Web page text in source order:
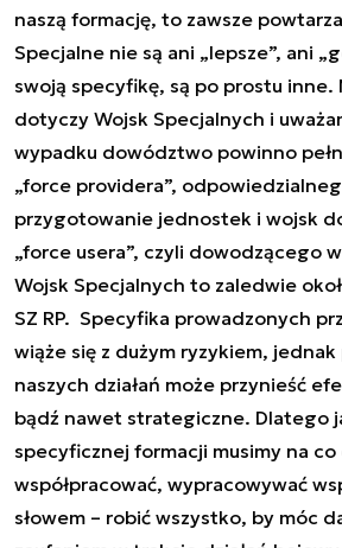
naszą formację, to zawsze
Specjalne nie są ani „lepsze”, ani
swoją specyfikę, są po prostu inne.
dotyczy Wojsk Specjalnych i
wypadku dowództwo powinno
„force providera”,
przygotowanie jednostek i wojsk
„force usera”, czyli dowodzącego
Wojsk Specjalnych to zaledwie
SZ RP. Specyfika prowadzonych
wiąże się z dużym ryzykiem,
naszych działań może przynieść
bądź nawet strategiczne. Dlatego
specyficznej formacji musimy na
współpracować, wypracowywać
słowem – robić wszystko, by móc